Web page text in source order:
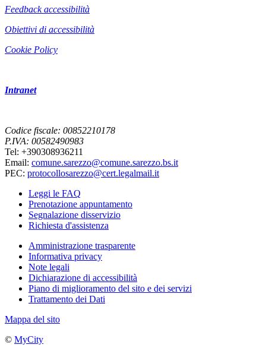
Feedback accessibilità
Obiettivi di accessibilità
Cookie Policy
Intranet
Codice fiscale: 00852210178
P.IVA: 00582490983
Tel: +390308936211
Email: comune.sarezzo@comune.sarezzo.bs.it
PEC: protocollosarezzo@cert.legalmail.it
Leggi le FAQ
Prenotazione appuntamento
Segnalazione disservizio
Richiesta d'assistenza
Amministrazione trasparente
Informativa privacy
Note legali
Dichiarazione di accessibilità
Piano di miglioramento del sito e dei servizi
Trattamento dei Dati
Mappa del sito
© MyCity